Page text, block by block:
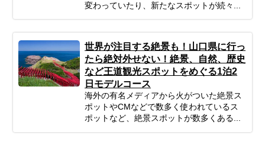
変わっていたり、新たなスポットが続々...
世界が注目する絶景も！山口県に行っ
たら絶対外せない！絶景、自然、歴史
など王道観光スポットをめぐる1泊2
日モデルコース
海外の有名メディアから火がついた絶景ス
ポットやCMなどで数多く使われているス
ポットなど、絶景スポットが数多くある...